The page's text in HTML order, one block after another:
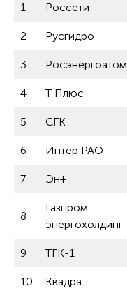
1 Россети
2 Русгидро
3 Росэнергоатом
4 Т Плюс
5 СГК
6 Интер РАО
7 Эн+
8
Газпром
энергохолдинг
9 ТГК-1
10 Квадра